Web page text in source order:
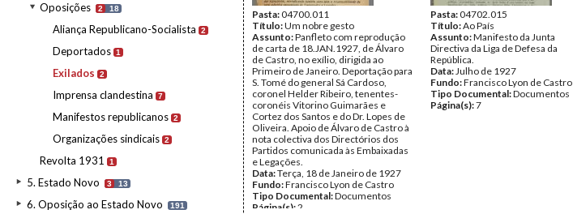
Oposições 2 18
Aliança Republicano-Socialista 2
Deportados 1
Exilados 2
Imprensa clandestina 7
Manifestos republicanos 2
Organizações sindicais 2
Revolta 1931 1
5. Estado Novo 3 13
6. Oposição ao Estado Novo 191
Pasta:04700.011
Título:Um nobre gesto
Assunto:Panfleto com reprodução
de carta de 18.JAN.1927, de Álvaro
de Castro, no exílio, dirigida ao
Primeiro de Janeiro. Deportação para
S. Tomé do general Sá Cardoso,
coronel Helder Ribeiro, tenentes-
coronéis Vitorino Guimarães e
Cortez dos Santos e do Dr. Lopes de
Oliveira. Apoio de Álvaro de Castro à
nota colectiva dos Directórios dos
Partidos comunicada às Embaixadas
e Legações.
Data:Terça, 18 de Janeiro de 1927
Fundo:Francisco Lyon de Castro
Tipo Documental:Documentos
Página(s):2
Pasta:04702.015
Título:Ao País
Assunto:Manifesto da Junta
Directiva da Liga de Defesa da
República.
Data:Julho de 1927
Fundo:Francisco Lyon de Castro
Tipo Documental:Documentos
Página(s):7